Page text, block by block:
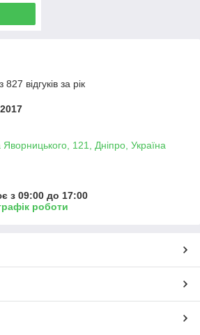
відгуків за рік
121, Дніпро, Україна
з 09:00 до 17:00
роботи